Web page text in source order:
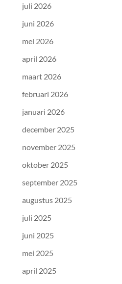
juli 2026
juni 2026
mei 2026
april 2026
maart 2026
februari 2026
januari 2026
december 2025
november 2025
oktober 2025
september 2025
augustus 2025
juli 2025
juni 2025
mei 2025
april 2025